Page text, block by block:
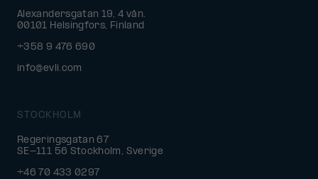
Alexandersgatan 19, 4 vån.
00101 Helsingfors, Finland
+358 9 476 690
info@evli.com
STOCKHOLM
Regeringsgatan 67
SE-111 56 Stockholm, Sverige
+46 70 433 0297